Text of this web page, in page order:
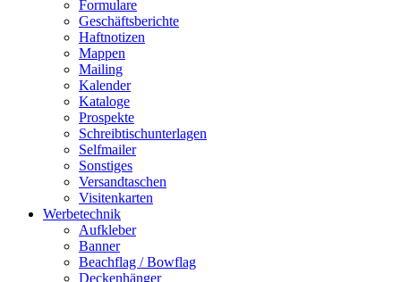
Formulare
Geschäftsberichte
Haftnotizen
Mappen
Mailing
Kalender
Kataloge
Prospekte
Schreibtischunterlagen
Selfmailer
Sonstiges
Versandtaschen
Visitenkarten
Werbetechnik
Aufkleber
Banner
Beachflag / Bowflag
Deckenhänger